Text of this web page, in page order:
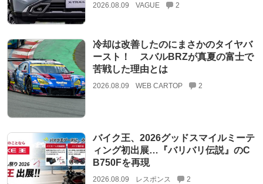
2026.08.09 VAGUE 2
冷却は改善したのにまさかのタイヤバ
ースト！ スバルBRZが真夏の富士で
苦戦した理由とは
2026.08.09 WEB CARTOP 2
バイク王、2026グッドスマイルミーテ
ィング初出展…『バリバリ伝説』のC
B750Fを再現
2026.08.09 レスポンス 2